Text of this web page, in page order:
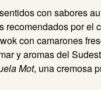
con sabores
recomendados por el
con camarones
y aromas del
Mot, una cremosa